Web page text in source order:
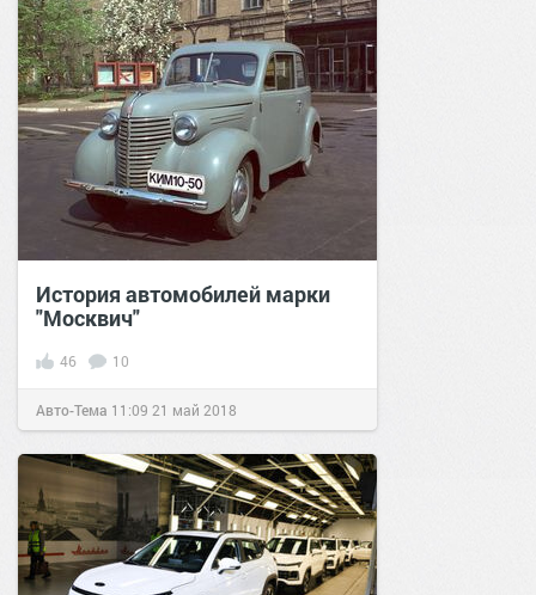
История автомобилей марки
"Москвич"
46 10
Авто-Тема 11:09 21 май 2018